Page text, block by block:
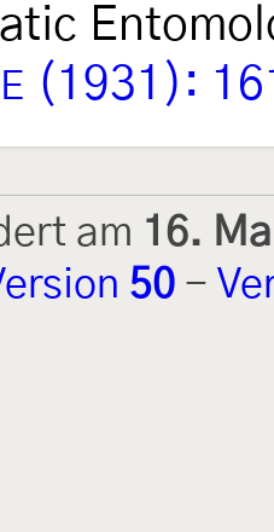
(1931):
am 16.
50 -